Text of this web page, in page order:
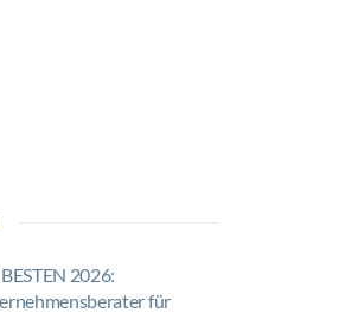
2026:
für